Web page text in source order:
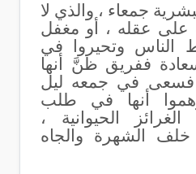
جمعاء ، والذي لا
على عقله ، أو مغفل
الناس وتحيروا في
ففريق ظنَّ أنها
فسعى في جمعه ليل
أنها في طلب
الحيوانية ،
الشهرة والجاه